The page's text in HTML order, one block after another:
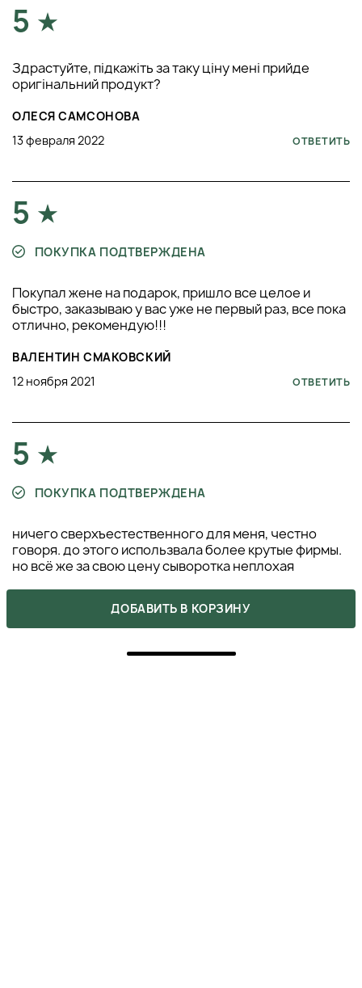
5
Здрастуйте, підкажіть за таку ціну мені прийде
оригінальний продукт?
ОЛЕСЯ САМСОНОВА
13 февраля 2022
ОТВЕТИТЬ
5
ПОКУПКА ПОДТВЕРЖДЕНА
Покупал жене на подарок, пришло все целое и
быстро, заказываю у вас уже не первый раз, все пока
отлично, рекомендую!!!
ВАЛЕНТИН СМАКОВСКИЙ
12 ноября 2021
ОТВЕТИТЬ
5
ПОКУПКА ПОДТВЕРЖДЕНА
ничего сверхъестественного для меня, честно
говоря. до этого использвала более крутые фирмы.
но всё же за свою цену сыворотка неплохая
ДОБАВИТЬ В КОРЗИНУ